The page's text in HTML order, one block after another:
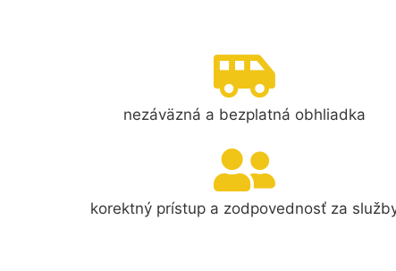
nezáväzná a bezplatná obhliadka
korektný prístup a zodpovednosť za